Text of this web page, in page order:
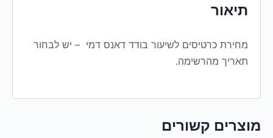
תיאור
מחירת כרטיסים לשיעור בודד דאנס דמי – יש לבחור
תאריך מהרשימה.
מוצרים קשורים